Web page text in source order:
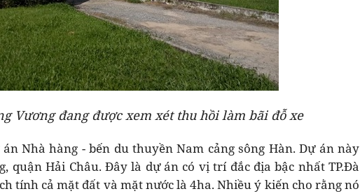
Vương đang được xem xét thu hồi làm bãi đỗ xe
Nhà hàng - bến du thuyền Nam cảng sông Hàn. Dự án này
quận Hải Châu. Đây là dự án có vị trí đắc địa bậc nhất TP.Đà
tính cả mặt đất và mặt nước là 4ha. Nhiều ý kiến cho rằng nó